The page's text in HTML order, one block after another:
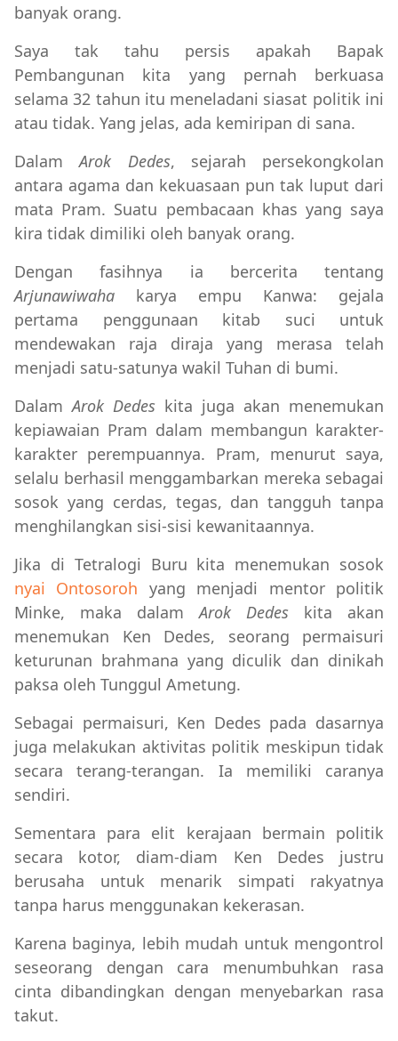
banyak orang.
Saya tak tahu persis apakah Bapak
Pembangunan kita yang pernah berkuasa
selama 32 tahun itu meneladani siasat politik ini
atau tidak. Yang jelas, ada kemiripan di sana.
DalamArok Dedes, sejarah persekongkolan
antara agama dan kekuasaan pun tak luput dari
mata Pram. Suatu pembacaan khas yang saya
kira tidak dimiliki oleh banyak orang.
Dengan fasihnya ia bercerita tentang
Arjunawiwaha karya empu Kanwa: gejala
pertama penggunaan kitab suci untuk
mendewakan raja diraja yang merasa telah
menjadi satu-satunya wakil Tuhan di bumi.
DalamArok Dedes kita juga akan menemukan
kepiawaian Pram dalam membangun karakter-
karakter perempuannya. Pram, menurut saya,
selalu berhasil menggambarkan mereka sebagai
sosok yang cerdas, tegas, dan tangguh tanpa
menghilangkan sisi-sisi kewanitaannya.
Jika di Tetralogi Buru kita menemukan sosok
nyai Ontosoroh yang menjadi mentor politik
Minke, maka dalamArok Dedes kita akan
menemukan Ken Dedes, seorang permaisuri
keturunan brahmana yang diculik dan dinikah
paksa oleh Tunggul Ametung.
Sebagai permaisuri, Ken Dedes pada dasarnya
juga melakukan aktivitas politik meskipun tidak
secara terang-terangan. Ia memiliki caranya
sendiri.
Sementara para elit kerajaan bermain politik
secara kotor, diam-diam Ken Dedes justru
berusaha untuk menarik simpati rakyatnya
tanpa harus menggunakan kekerasan.
Karena baginya, lebih mudah untuk mengontrol
seseorang dengan cara menumbuhkan rasa
cinta dibandingkan dengan menyebarkan rasa
takut.